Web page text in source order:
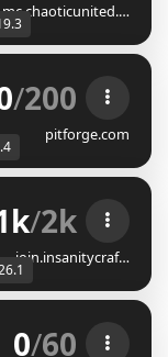
mc.chaoticunited.…
» (1.13-
Server!
/200
pitforge.com
|| 1.8 - 26.1
| Skyblock
/2k
join.insanitycraf…
United 1.19.3
0/60